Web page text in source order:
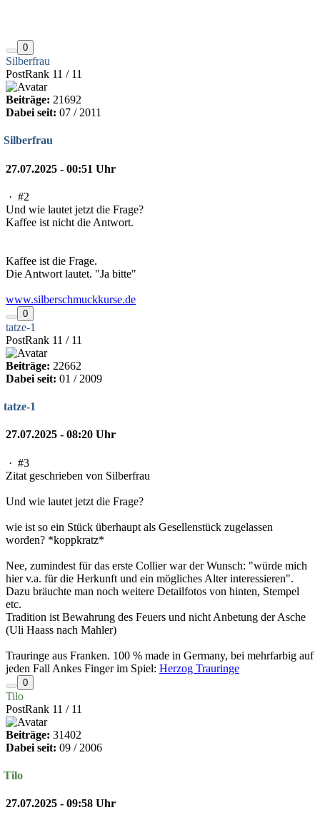
0
Silberfrau
PostRank 11 / 11
Beiträge: 21692
Dabei seit: 07 / 2011
Silberfrau
27.07.2025 - 00:51 Uhr
· #2
Und wie lautet jetzt die Frage?
Kaffee ist nicht die Antwort.
Kaffee ist die Frage.
Die Antwort lautet. "Ja bitte"
www.silberschmuckkurse.de
0
tatze-1
PostRank 11 / 11
Beiträge: 22662
Dabei seit: 01 / 2009
tatze-1
27.07.2025 - 08:20 Uhr
· #3
Zitat geschrieben von Silberfrau
Und wie lautet jetzt die Frage?
wie ist so ein Stück überhaupt als Gesellenstück zugelassen
worden? *koppkratz*
Nee, zumindest für das erste Collier war der Wunsch: "würde mich
hier v.a. für die Herkunft und ein mögliches Alter interessieren".
Dazu bräuchte man noch weitere Detailfotos von hinten, Stempel
etc.
Tradition ist Bewahrung des Feuers und nicht Anbetung der Asche
(Uli Haass nach Mahler)
Trauringe aus Franken. 100 % made in Germany, bei mehrfarbig auf
jeden Fall Ankes Finger im Spiel: Herzog Trauringe
0
Tilo
PostRank 11 / 11
Beiträge: 31402
Dabei seit: 09 / 2006
Tilo
27.07.2025 - 09:58 Uhr